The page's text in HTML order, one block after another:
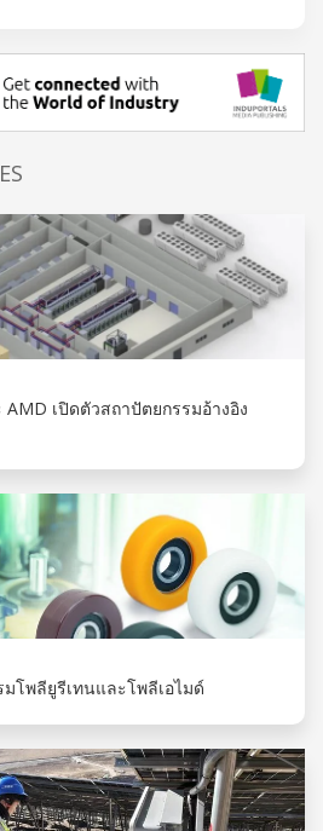
เปิดตัวสถาปัตยกรรมอ้างอิง
โพลียูรีเทนและโพลีเอไมด์